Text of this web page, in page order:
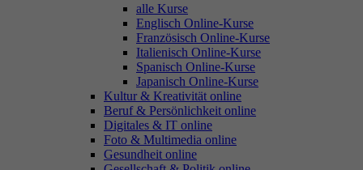
alle Kurse
Englisch Online-Kurse
Französisch Online-Kurse
Italienisch Online-Kurse
Spanisch Online-Kurse
Japanisch Online-Kurse
Kultur & Kreativität online
Beruf & Persönlichkeit online
Digitales & IT online
Foto & Multimedia online
Gesundheit online